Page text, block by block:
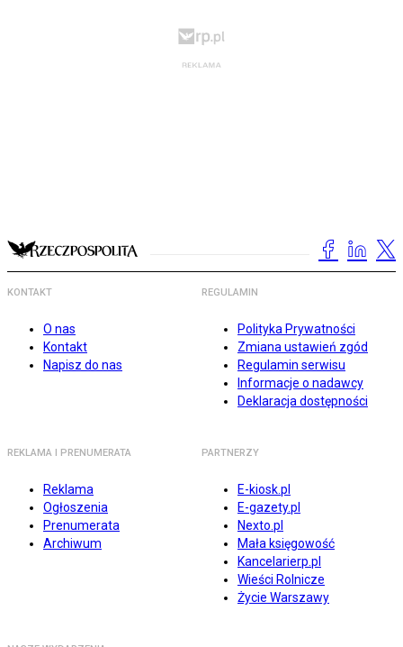
KONTAKT
O nas
Kontakt
Napisz do nas
REGULAMIN
Polityka Prywatności
Zmiana ustawień zgód
Regulamin serwisu
Informacje o nadawcy
Deklaracja dostępności
REKLAMA I PRENUMERATA
Reklama
Ogłoszenia
Prenumerata
Archiwum
PARTNERZY
E-kiosk.pl
E-gazety.pl
Nexto.pl
Mała księgowość
Kancelarierp.pl
Wieści Rolnicze
Życie Warszawy